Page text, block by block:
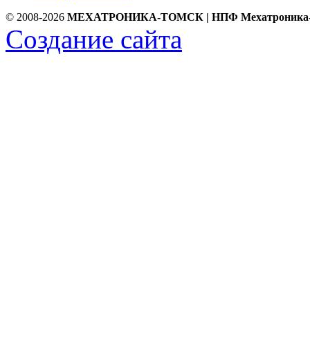
© 2008-2026 МЕХАТРОНИКА-ТОМСК | НПФ
Создание сайта